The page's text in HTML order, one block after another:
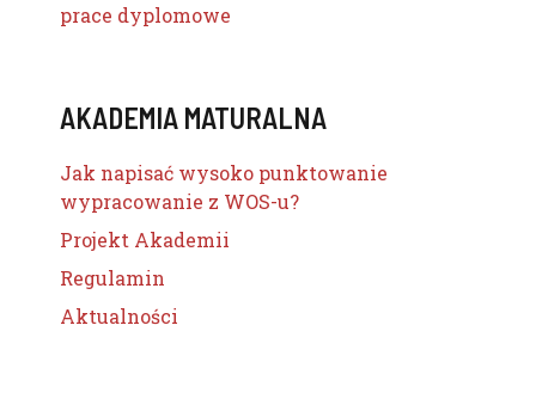
prace dyplomowe
AKADEMIA MATURALNA
Jak napisać wysoko punktowanie
wypracowanie z WOS-u?
Projekt Akademii
Regulamin
Aktualności